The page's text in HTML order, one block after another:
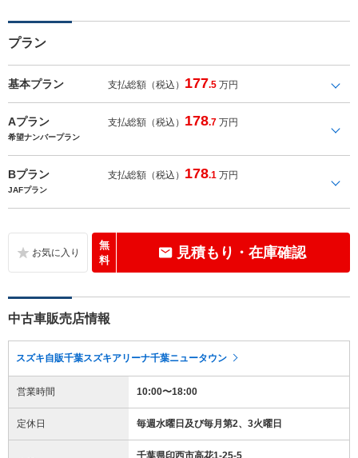
プラン
基本プラン 支払総額（税込） 177.5 万円
Aプラン 支払総額（税込） 178.7 万円
希望ナンバープラン
Bプラン 支払総額（税込） 178.1 万円
JAFプラン
無
料
見積もり・在庫確認
中古車販売店情報
スズキ自販千葉スズキアリーナ千葉ニュータウン
営業時間 10:00〜18:00
定休日 毎週水曜日及び毎月第2、3火曜日
千葉県印西市高花1-25-5